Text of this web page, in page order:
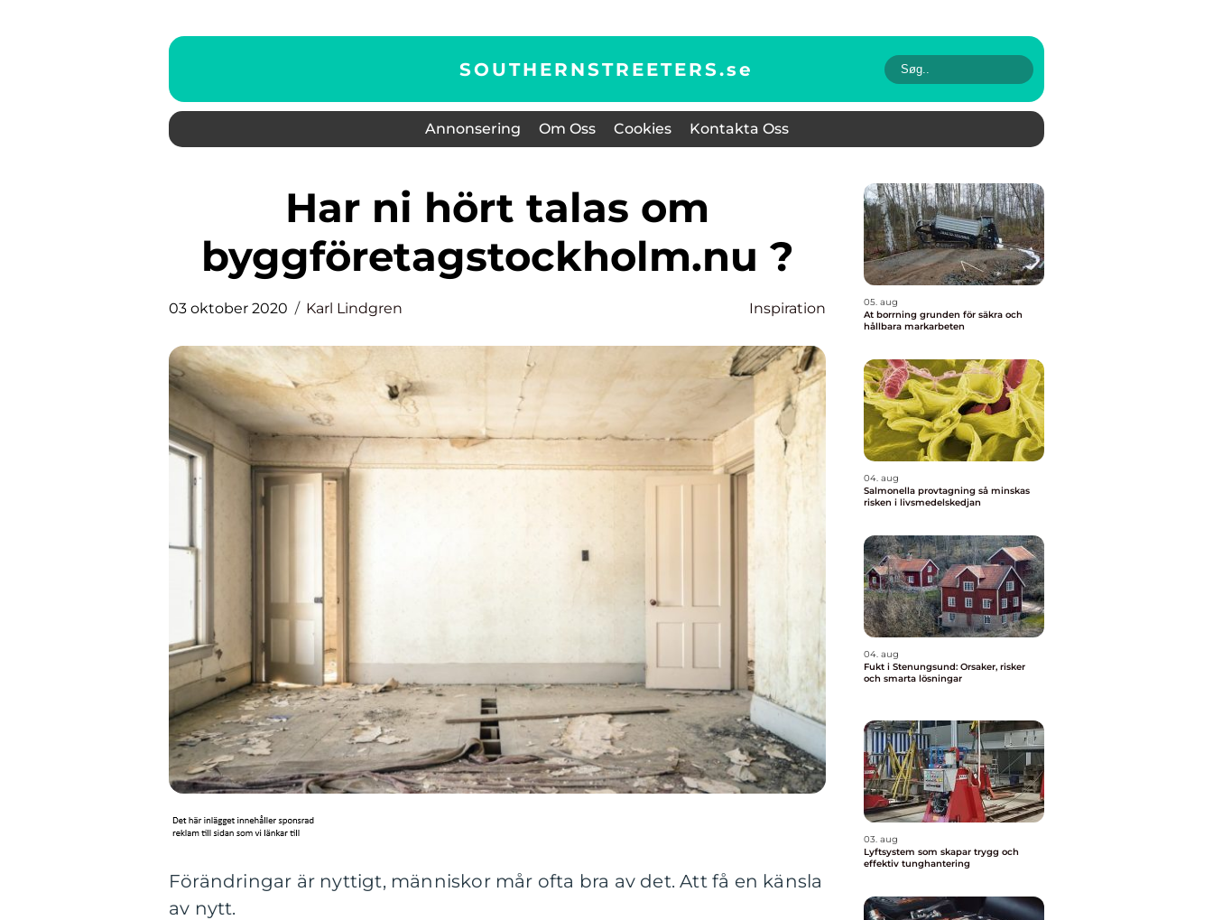
SOUTHERNSTREETERS.se
Annonsering Om Oss Cookies Kontakta Oss
Har ni hört talas om
byggföretagstockholm.nu ?
03 oktober 2020 Karl Lindgren Inspiration
Förändringar är nyttigt, människor mår ofta bra av det. Att få en känsla
av nytt.
05. aug
At borrning grunden för säkra och
hållbara markarbeten
04. aug
Salmonella provtagning så minskas
risken i livsmedelskedjan
04. aug
Fukt i Stenungsund: Orsaker, risker
och smarta lösningar
03. aug
Lyftsystem som skapar trygg och
effektiv tunghantering